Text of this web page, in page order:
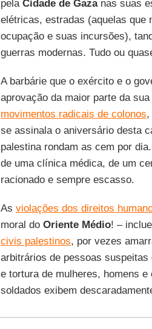
pela Cidade de Gazanas suas
elétricas, estradas (aquelas que
ocupação e suas incursões),
guerras modernas. Tudo ou
A barbárie que o exército e o
aprovação da maior parte da
movimentos radicais de colonos,
se assinala o aniversário desta
palestina rondam as cem por
de uma clínica médica, de um
racionado e sempre escasso.
As violações dos direitos
moral do Oriente Médio! –
civis palestinos, por vezes
arbitrários de pessoas
e tortura de mulheres, homens
soldados exibem